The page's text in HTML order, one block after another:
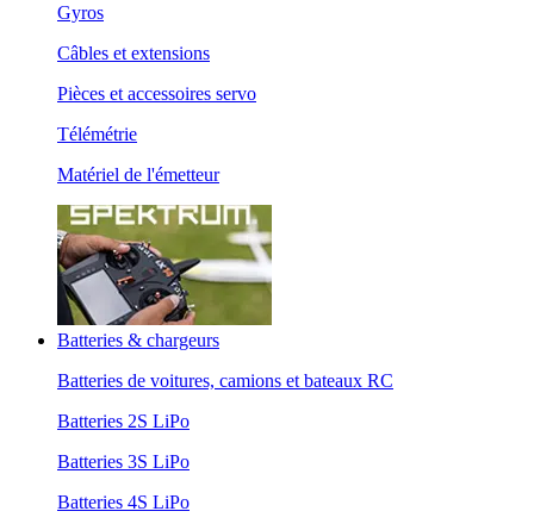
Gyros
Câbles et extensions
Pièces et accessoires servo
Télémétrie
Matériel de l'émetteur
Batteries & chargeurs
Batteries de voitures, camions et bateaux RC
Batteries 2S LiPo
Batteries 3S LiPo
Batteries 4S LiPo